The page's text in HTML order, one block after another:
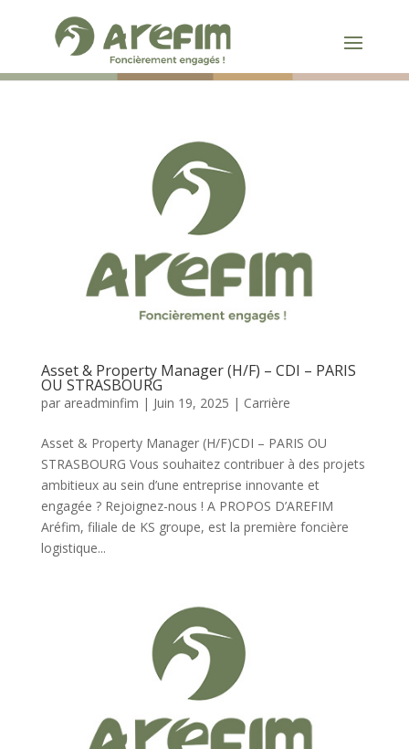
Asset & Property Manager (H/F) – CDI – PARIS
OU STRASBOURG
par areadminfim | Juin 19, 2025 | Carrière
Asset & Property Manager (H/F)CDI – PARIS OU
STRASBOURG Vous souhaitez contribuer à des projets
ambitieux au sein d’une entreprise innovante et
engagée ? Rejoignez-nous ! A PROPOS D’AREFIM
Aréfim, filiale de KS groupe, est la première foncière
logistique...